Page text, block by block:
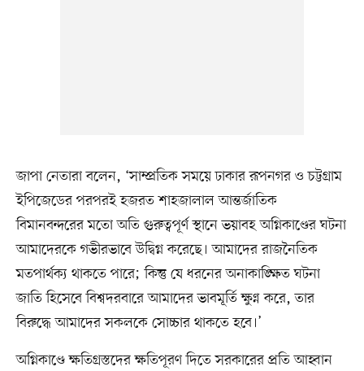
জাপা নেতারা বলেন, ‘সাম্প্রতিক সময়ে ঢাকার রূপনগর ও চট্টগ্রাম
ইপিজেডের পরপরই হজরত শাহজালাল আন্তর্জাতিক
বিমানবন্দরের মতো অতি গুরুত্বপূর্ণ স্থানে ভয়াবহ অগ্নিকাণ্ডের ঘটনা
আমাদেরকে গভীরভাবে উদ্বিগ্ন করেছে। আমাদের রাজনৈতিক
মতপার্থক্য থাকতে পারে; কিন্তু যে ধরনের অনাকাঙ্ক্ষিত ঘটনা
জাতি হিসেবে বিশ্বদরবারে আমাদের ভাবমূর্তি ক্ষুণ্ন করে, তার
বিরুদ্ধে আমাদের সকলকে সোচ্চার থাকতে হবে।’
অগ্নিকাণ্ডে ক্ষতিগ্রস্তদের ক্ষতিপূরণ দিতে সরকারের প্রতি আহ্বান